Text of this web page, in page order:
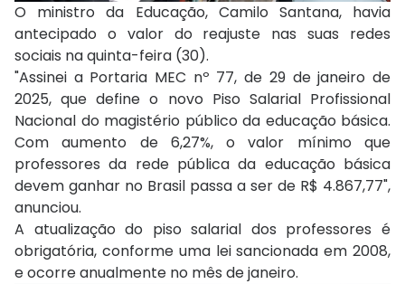
O ministro da Educação, Camilo Santana, havia
antecipado o valor do reajuste nas suas redes
sociais na quinta-feira (30).
"Assinei a Portaria MEC nº 77, de 29 de janeiro de
2025, que define o novo Piso Salarial Profissional
Nacional do magistério público da educação básica.
Com aumento de 6,27%, o valor mínimo que
professores da rede pública da educação básica
devem ganhar no Brasil passa a ser de R$ 4.867,77",
anunciou.
A atualização do piso salarial dos professores é
obrigatória, conforme uma lei sancionada em 2008,
e ocorre anualmente no mês de janeiro.